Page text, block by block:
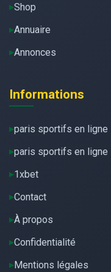
Shop
Annuaire
Annonces
Informations
paris sportifs en ligne
paris sportifs en ligne
1xbet
Contact
À propos
Confidentialité
Mentions légales